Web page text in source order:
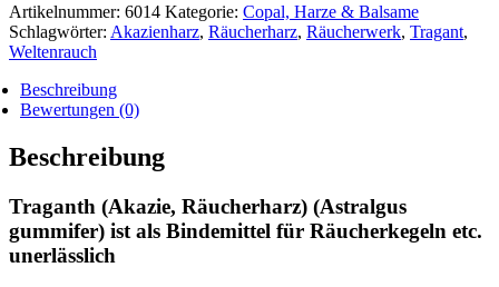
Artikelnummer: 6014 Kategorie: Copal, Harze & Balsame
Schlagwörter: Akazienharz, Räucherharz, Räucherwerk, Tragant,
Weltenrauch
Beschreibung
Bewertungen (0)
Beschreibung
Traganth (Akazie, Räucherharz) (Astralgus
gummifer) ist als Bindemittel für Räucherkegeln etc.
unerlässlich